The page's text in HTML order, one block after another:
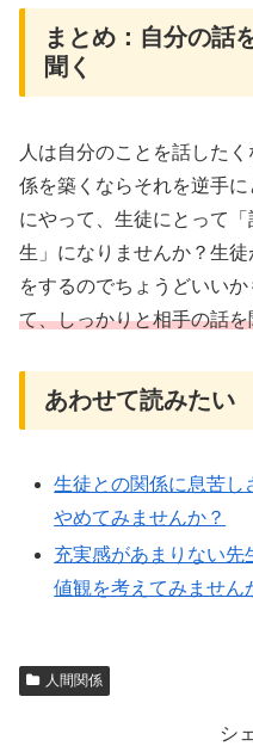
まとめ：自分の話
聞く
人は自分のことを話した
係を築くならそれを逆手
にやって、生徒にとって
生」になりませんか？生
をするのでちょうどいいか
て、しっかりと相手の話
あわせて読みたい
生徒との関係に息苦し
やめてみませんか？
充実感があまりない先
値観を考えてみません
人間関係
シ